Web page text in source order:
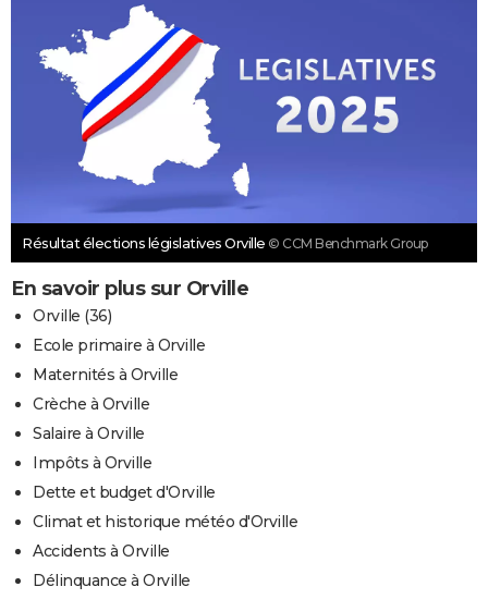
Résultat élections législatives Orville © CCM Benchmark Group
En savoir plus sur Orville
Orville (36)
Ecole primaire à Orville
Maternités à Orville
Crèche à Orville
Salaire à Orville
Impôts à Orville
Dette et budget d'Orville
Climat et historique météo d'Orville
Accidents à Orville
Délinquance à Orville